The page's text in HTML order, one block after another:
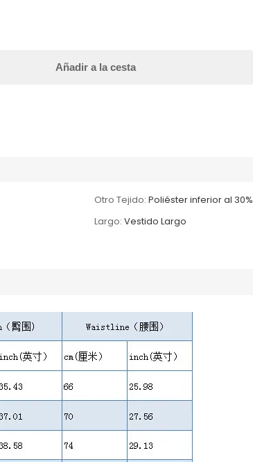
Añadir a la cesta
Otro Tejido: Poliéster inferior al 30%
Largo: Vestido Largo